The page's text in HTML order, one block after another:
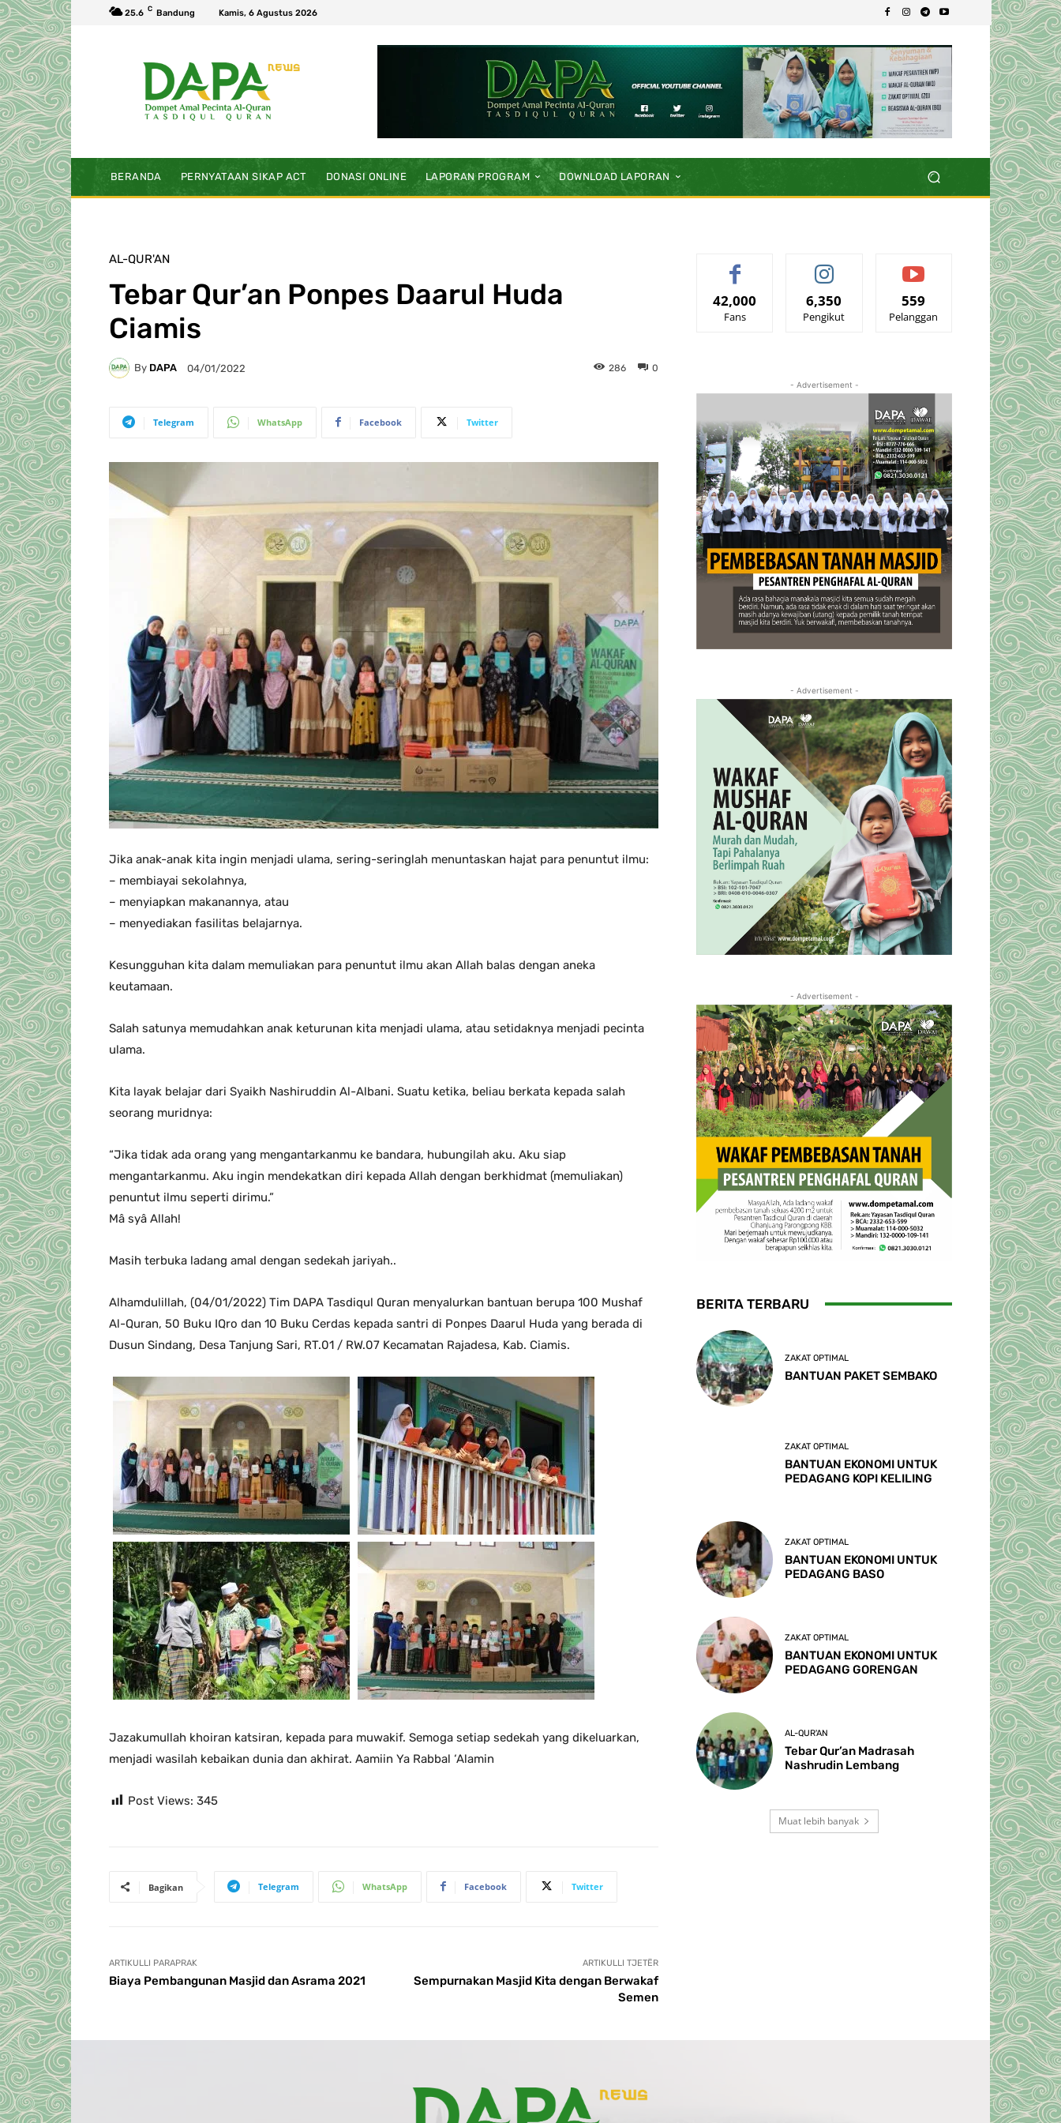
25.6 C Bandung Kamis, 6 Agustus 2026
BERANDA PERNYATAAN SIKAP ACT DONASI ONLINE LAPORAN PROGRAM DOWNLOAD LAPORAN
AL-QUR'AN
Tebar Qur’an Ponpes Daarul Huda
Ciamis
By DAPA 04/01/2022 0
286
Telegram WhatsApp Facebook Twitter
Jika anak-anak kita ingin menjadi ulama, sering-seringlah menuntaskan hajat para penuntut ilmu:
– membiayai sekolahnya,
– menyiapkan makanannya, atau
– menyediakan fasilitas belajarnya.
Kesungguhan kita dalam memuliakan para penuntut ilmu akan Allah balas dengan aneka
keutamaan.
Salah satunya memudahkan anak keturunan kita menjadi ulama, atau setidaknya menjadi pecinta
ulama.
Kita layak belajar dari Syaikh Nashiruddin Al-Albani. Suatu ketika, beliau berkata kepada salah
seorang muridnya:
“Jika tidak ada orang yang mengantarkanmu ke bandara, hubungilah aku. Aku siap
mengantarkanmu. Aku ingin mendekatkan diri kepada Allah dengan berkhidmat (memuliakan)
penuntut ilmu seperti dirimu.”
Mâ syâ Allah!
Masih terbuka ladang amal dengan sedekah jariyah..
Alhamdulillah, (04/01/2022) Tim DAPA Tasdiqul Quran menyalurkan bantuan berupa 100 Mushaf
Al-Quran, 50 Buku IQro dan 10 Buku Cerdas kepada santri di Ponpes Daarul Huda yang berada di
Dusun Sindang, Desa Tanjung Sari, RT.01 / RW.07 Kecamatan Rajadesa, Kab. Ciamis.
Jazakumullah khoiran katsiran, kepada para muwakif. Semoga setiap sedekah yang dikeluarkan,
menjadi wasilah kebaikan dunia dan akhirat. Aamiin Ya Rabbal ‘Alamin
Post Views: 345
Bagikan Telegram WhatsApp Facebook Twitter
ARTIKULLI PARAPRAK
Biaya Pembangunan Masjid dan Asrama 2021
ARTIKULLI TJETËR
Sempurnakan Masjid Kita dengan Berwakaf
Semen
42,000
Fans
6,350
Pengikut
559
Pelanggan
- Advertisement -
- Advertisement -
- Advertisement -
BERITA TERBARU
ZAKAT OPTIMAL
BANTUAN PAKET SEMBAKO
ZAKAT OPTIMAL
BANTUAN EKONOMI UNTUK
PEDAGANG KOPI KELILING
ZAKAT OPTIMAL
BANTUAN EKONOMI UNTUK
PEDAGANG BASO
ZAKAT OPTIMAL
BANTUAN EKONOMI UNTUK
PEDAGANG GORENGAN
AL-QUR'AN
Tebar Qur’an Madrasah
Nashrudin Lembang
Muat lebih banyak